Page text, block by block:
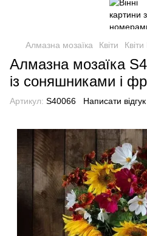
Алмазна мозаїка Квіти
Алмазна мозаїка
із соняшниками і
Артикул: S40066 Написати відгук